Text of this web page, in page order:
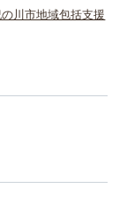
川市地域包括支援